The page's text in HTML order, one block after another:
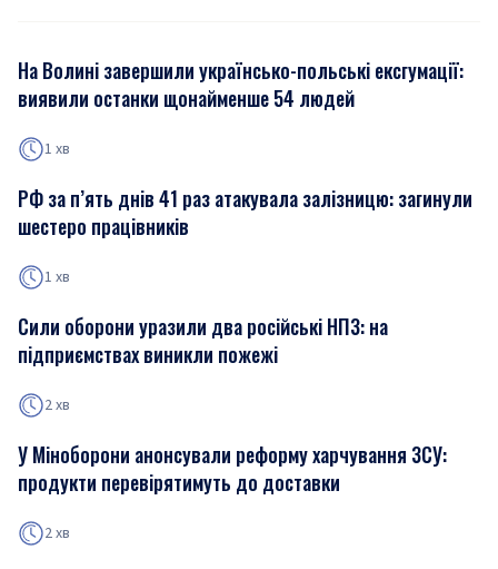
На Волині завершили українсько-польські ексгумації:
виявили останки щонайменше 54 людей
1 хв
РФ за п’ять днів 41 раз атакувала залізницю: загинули
шестеро працівників
1 хв
Сили оборони уразили два російські НПЗ: на
підприємствах виникли пожежі
2 хв
У Міноборони анонсували реформу харчування ЗСУ:
продукти перевірятимуть до доставки
2 хв